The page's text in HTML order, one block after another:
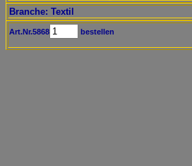
Branche: Textil
Art.Nr.5868 bestellen